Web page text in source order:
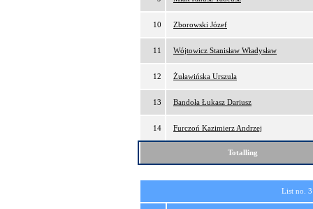
10 Zborowski Józef
11 Wójtowicz Stanisław Władysław
12 Żuławińska Urszula
13 Bandoła Łukasz Dariusz
14 Furczoń Kazimierz Andrzej
Totalling
List no.